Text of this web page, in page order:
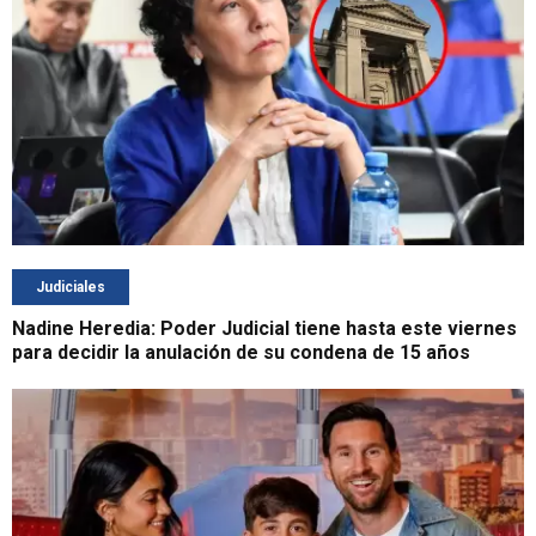
Judiciales
Nadine Heredia: Poder Judicial tiene hasta este viernes
para decidir la anulación de su condena de 15 años